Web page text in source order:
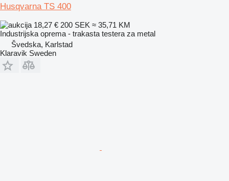
Husqvarna TS 400
18,27 € 200 SEK ≈ 35,71 KM
Industrijska oprema - trakasta testera za metal
Švedska, Karlstad
Klaravik Sweden